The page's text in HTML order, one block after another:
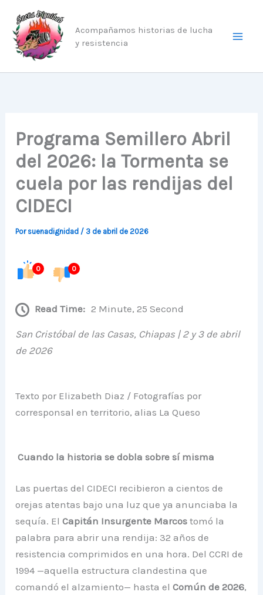
contenido
Acompañamos historias de lucha
y resistencia
Programa Semillero Abril
del 2026: la Tormenta se
cuela por las rendijas del
CIDECI
Por suenadignidad / 3 de abril de 2026
0 0
Read Time: 2 Minute, 25 Second
San Cristóbal de las Casas, Chiapas | 2 y 3 de abril
de 2026
Texto por Elizabeth Diaz / Fotografías por
corresponsal en territorio, alias La Queso
Cuando la historia se dobla sobre sí misma
Las puertas del CIDECI recibieron a cientos de
orejas atentas bajo una luz que ya anunciaba la
sequía. ElCapitán Insurgente Marcos tomó la
palabra para abrir una rendija: 32 años de
resistencia comprimidos en una hora. Del CCRI de
1994 —aquella estructura clandestina que
comandó el alzamiento— hasta elComún de 2026,